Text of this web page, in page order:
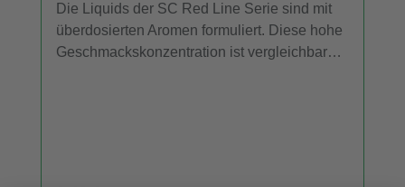
Die Liquids der SC Red Line Serie sind mit
überdosierten Aromen formuliert. Diese hohe
Geschmackskonzentration ist vergleichbar